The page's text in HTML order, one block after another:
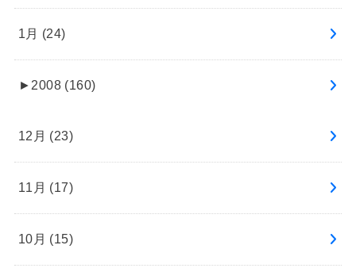
1月 (24)
► 2008 (160)
12月 (23)
11月 (17)
10月 (15)